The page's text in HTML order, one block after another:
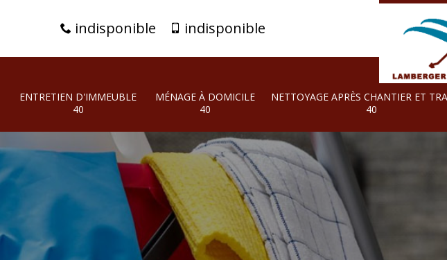
indisponible indisponible
ENTRETIEN D'IMMEUBLE
40
MÉNAGE À DOMICILE
40
NETTOYAGE APRÈS CHANTIER ET
40